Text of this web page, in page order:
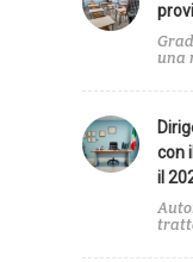
una
con
il